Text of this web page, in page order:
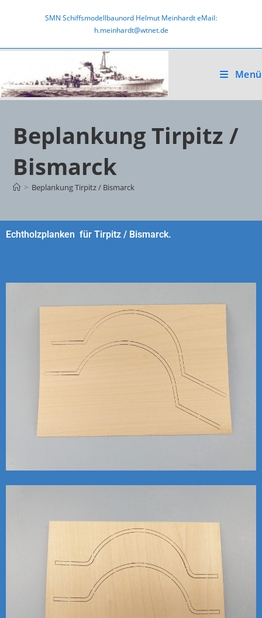
SMN Schiffsmodellbaunord Helmut Meinhardt eMail:
h.meinhardt@wtnet.de
Menü
Beplankung Tirpitz /
Bismarck
> Beplankung Tirpitz / Bismarck
Echtholzplanken für Tirpitz / Bismarck.